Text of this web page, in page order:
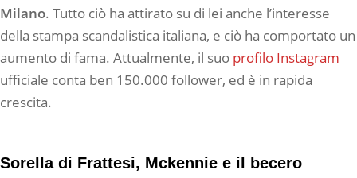
Milano. Tutto ciò ha attirato su di lei anche l’interesse
della stampa scandalistica italiana, e ciò ha comportato un
aumento di fama. Attualmente, il suo profilo Instagram
ufficiale conta ben 150.000 follower, ed è in rapida
crescita.
Sorella di Frattesi, Mckennie e il becero